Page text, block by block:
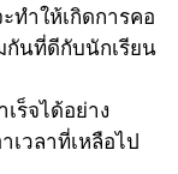
ทำให้เกิดการคอ
กันที่ดีกับนักเรียน
ร็จได้อย่าง
เวลาที่เหลือไป